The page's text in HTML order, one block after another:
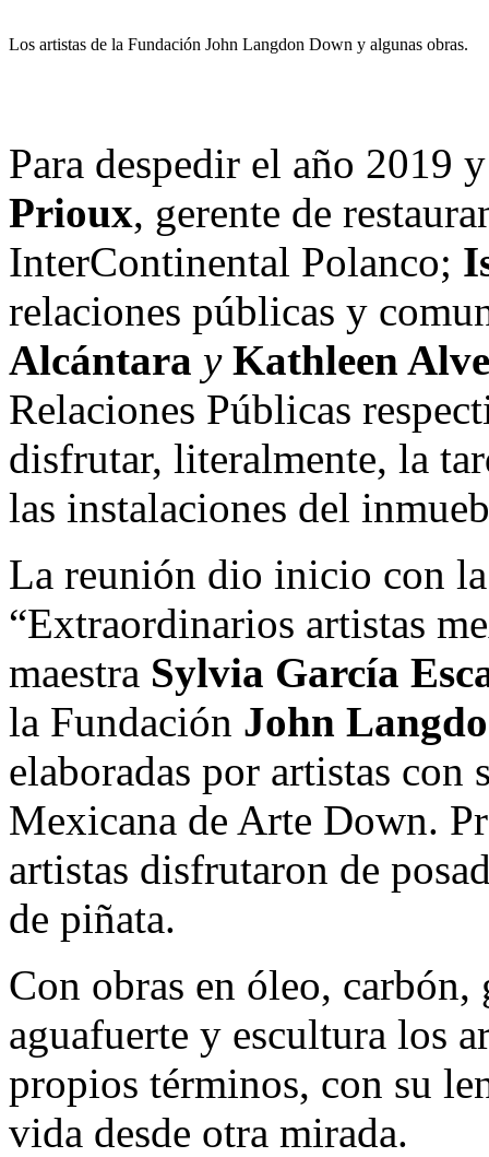
Los artistas de la Fundación John Langdon Down y algunas obras.
Para despedir el año 2019
Prioux, gerente de
InterContinental Polanco;
relaciones públicas y
Alcántara y Kathleen
Relaciones Públicas
disfrutar, literalmente, la
las instalaciones del
La reunión dio inicio con
“Extraordinarios artistas
maestra Sylvia García
la Fundación John
elaboradas por artistas con
Mexicana de Arte Down.
artistas disfrutaron de
de piñata.
Con obras en óleo,
aguafuerte y escultura los
propios términos, con su
vida desde otra mirada.